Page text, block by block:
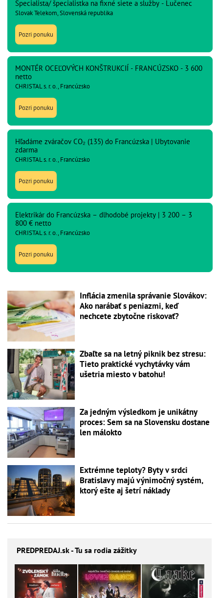
Špecialista/ špecialistka na fixné siete a služby - Lučenec
Slovak Telekom, Slovenská republika
Pozri ponuku
MONTÉR OCEĽOVÝCH KONŠTRUKCIÍ - FRANCÚZSKO - 3 600
netto
CHRISTAL s. r. o., Francúzsko
Pozri ponuku
Hľadáme zváračov CO₂ (135) do Francúzska | Ubytovanie
zdarma
CHRISTAL s. r. o., Francúzsko
Pozri ponuku
Elektrikár do Francúzska – dlhodobé projekty | 3 200 – 3
800 € netto
CHRISTAL s. r. o., Francúzsko
Pozri ponuku
Inflácia zmenila správanie Slovákov:
Ako narábať s peniazmi, keď
nechcete zbytočne riskovať?
Zbaľte sa na letný piknik bez stresu:
Tieto praktické vychytávky vám
ušetria miesto v batohu!
Za jedným výsledkom je unikátny
proces: Sem sa na Slovensku dostane
len málokto
Extrémne teploty? Byty v srdci
Bratislavy majú výnimočný systém,
ktorý ešte aj šetrí náklady
PREDPREDAJ.sk - Tu sa rodia zážitky